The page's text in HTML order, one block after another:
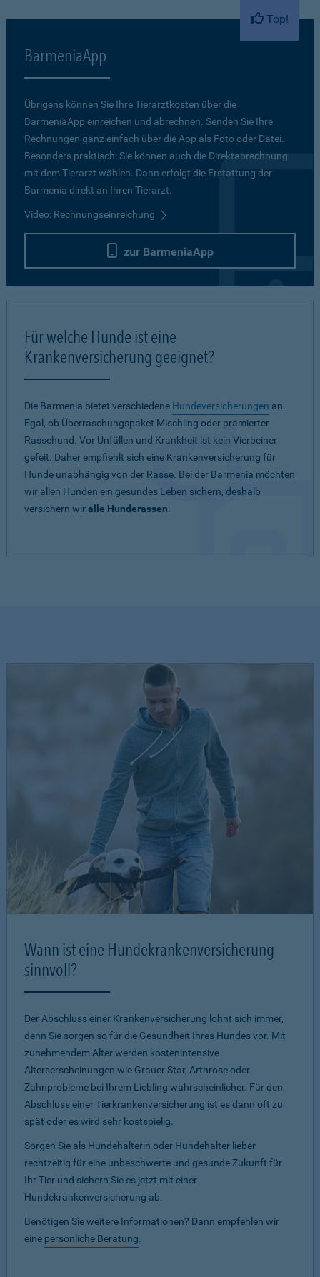
Top!
BarmeniaApp
Übrigens können Sie Ihre Tierarztkosten über die
BarmeniaApp einreichen und abrechnen. Senden Sie Ihre
Rechnungen ganz einfach über die App als Foto oder Datei.
Besonders praktisch: Sie können auch die Direktabrechnung
mit dem Tierarzt wählen. Dann erfolgt die Erstattung der
Barmenia direkt an Ihren Tierarzt.
Video: Rechnungseinreichung
zur BarmeniaApp
Für welche Hunde ist eine
Krankenversicherung geeignet?
Die Barmenia bietet verschiedene Hundeversicherungen an.
Egal, ob Überraschungspaket Mischling oder prämierter
Rassehund. Vor Unfällen und Krankheit ist kein Vierbeiner
gefeit. Daher empfiehlt sich eine Krankenversicherung für
Hunde unabhängig von der Rasse. Bei der Barmenia möchten
wir allen Hunden ein gesundes Leben sichern, deshalb
versichern wiralle Hunderassen.
Wann ist eine Hundekrankenversicherung
sinnvoll?
Der Abschluss einer Krankenversicherung lohnt sich immer,
denn Sie sorgen so für die Gesundheit Ihres Hundes vor. Mit
zunehmendem Alter werden kostenintensive
Alterserscheinungen wie Grauer Star, Arthrose oder
Zahnprobleme bei Ihrem Liebling wahrscheinlicher. Für den
Abschluss einer Tierkrankenversicherung ist es dann oft zu
spät oder es wird sehr kostspielig.
Sorgen Sie als Hundehalterin oder Hundehalter lieber
rechtzeitig für eine unbeschwerte und gesunde Zukunft für
Ihr Tier und sichern Sie es jetzt mit einer
Hundekrankenversicherung ab.
Benötigen Sie weitere Informationen? Dann empfehlen wir
eine persönliche Beratung.